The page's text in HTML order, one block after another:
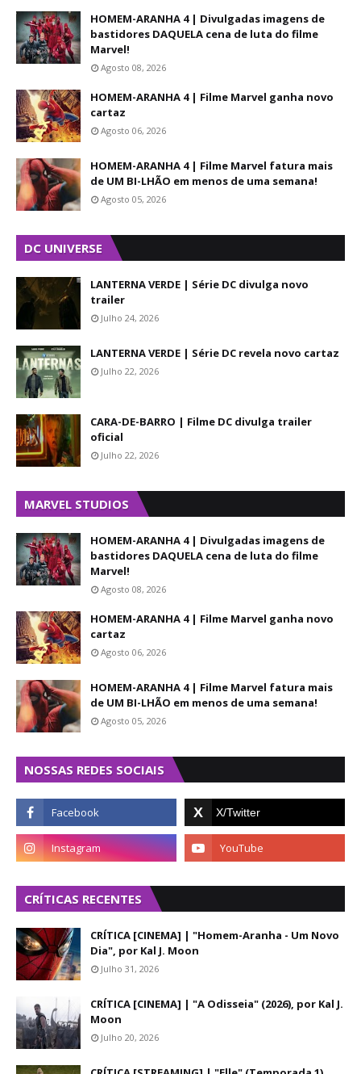
HOMEM-ARANHA 4 | Divulgadas imagens de
bastidores DAQUELA cena de luta do filme
Marvel!
Agosto 08, 2026
HOMEM-ARANHA 4 | Filme Marvel ganha novo
cartaz
Agosto 06, 2026
HOMEM-ARANHA 4 | Filme Marvel fatura mais
de UM BI-LHÃO em menos de uma semana!
Agosto 05, 2026
DC UNIVERSE
LANTERNA VERDE | Série DC divulga novo
trailer
Julho 24, 2026
LANTERNA VERDE | Série DC revela novo cartaz
Julho 22, 2026
CARA-DE-BARRO | Filme DC divulga trailer
oficial
Julho 22, 2026
MARVEL STUDIOS
HOMEM-ARANHA 4 | Divulgadas imagens de
bastidores DAQUELA cena de luta do filme
Marvel!
Agosto 08, 2026
HOMEM-ARANHA 4 | Filme Marvel ganha novo
cartaz
Agosto 06, 2026
HOMEM-ARANHA 4 | Filme Marvel fatura mais
de UM BI-LHÃO em menos de uma semana!
Agosto 05, 2026
NOSSAS REDES SOCIAIS
CRÍTICAS RECENTES
CRÍTICA [CINEMA] | "Homem-Aranha - Um Novo
Dia", por Kal J. Moon
Julho 31, 2026
CRÍTICA [CINEMA] | "A Odisseia" (2026), por Kal J.
Moon
Julho 20, 2026